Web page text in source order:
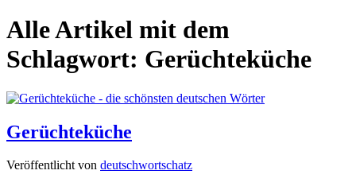
Alle Artikel mit dem
Schlagwort: Gerüchteküche
Gerüchteküche
Veröffentlicht von deutschwortschatz